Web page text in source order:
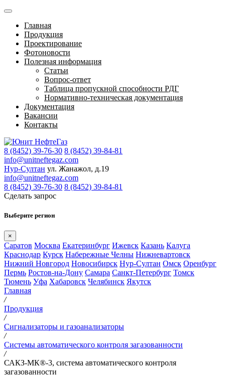
Главная
Продукция
Проектирование
Фотоновости
Полезная информация
Статьи
Вопрос-ответ
Таблица пропускной способности РДГ
Нормативно-техническая документация
Документация
Вакансии
Контакты
8 (8452) 39-76-30 8 (8452) 39-84-81
info@unitneftegaz.com
Нур-Султан ул. Жанажол, д.19
info@unitneftegaz.com
8 (8452) 39-76-30 8 (8452) 39-84-81
Сделать запрос
Выберите регион
×
Саратов Москва Екатеринбург Ижевск Казань Калуга
Краснодар Курск Набережные Челны Нижневартовск
Нижний Новгород Новосибирск Нур-Султан Омск Оренбург
Пермь Ростов-на-Дону Самара Санкт-Петербург Томск
Тюмень Уфа Хабаровск Челябинск Якутск
Главная
/
Продукция
/
Сигнализаторы и газоанализаторы
/
Системы автоматического контроля загазованности
/
САКЗ-МК®-3, система автоматического контроля
загазованности